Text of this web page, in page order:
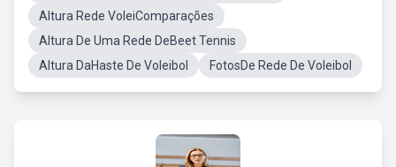
Altura Rede VoleiComparações
Altura De Uma Rede DeBeet Tennis
Altura DaHaste De Voleibol
FotosDe Rede De Voleibol